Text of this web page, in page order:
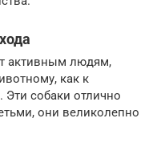
активным людям,
как к
собаки отлично
они великолепно